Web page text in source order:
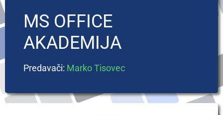
MS OFFICE
AKADEMIJA
Predavači: Marko Tisovec